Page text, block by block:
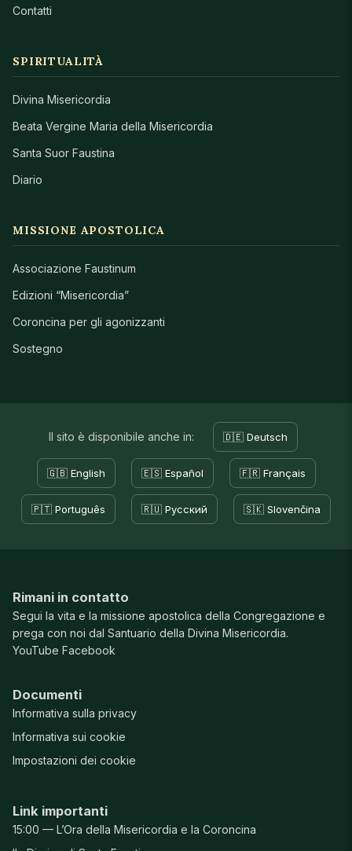
Contatti
SPIRITUALITÀ
Divina Misericordia
Beata Vergine Maria della Misericordia
Santa Suor Faustina
Diario
MISSIONE APOSTOLICA
Associazione Faustinum
Edizioni “Misericordia”
Coroncina per gli agonizzanti
Sostegno
Il sito è disponibile anche in: 🇩🇪 Deutsch
🇬🇧 English 🇪🇸 Español 🇫🇷 Français
🇵🇹 Português 🇷🇺 Русский 🇸🇰 Slovenčina
Rimani in contatto
Segui la vita e la missione apostolica della Congregazione e
prega con noi dal Santuario della Divina Misericordia.
YouTube Facebook
Documenti
Informativa sulla privacy
Informativa sui cookie
Impostazioni dei cookie
Link importanti
15:00 — L’Ora della Misericordia e la Coroncina